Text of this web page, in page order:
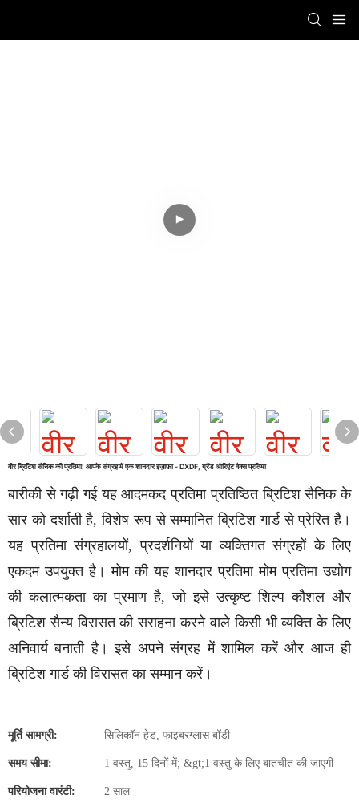
वीर ब्रिटिश सैनिक की प्रतिमा: आपके संग्रह में एक शानदार इज़ाफ़ा - DXDF, ग्रैंड ओरिएंट वैक्स प्रतिमा
बारीकी से गढ़ी गई यह आदमकद प्रतिमा प्रतिष्ठित ब्रिटिश सैनिक के
सार को दर्शाती है, विशेष रूप से सम्मानित ब्रिटिश गार्ड से प्रेरित है।
यह प्रतिमा संग्रहालयों, प्रदर्शनियों या व्यक्तिगत संग्रहों के लिए
एकदम उपयुक्त है। मोम की यह शानदार प्रतिमा मोम प्रतिमा उद्योग
की कलात्मकता का प्रमाण है, जो इसे उत्कृष्ट शिल्प कौशल और
ब्रिटिश सैन्य विरासत की सराहना करने वाले किसी भी व्यक्ति के लिए
अनिवार्य बनाती है। इसे अपने संग्रह में शामिल करें और आज ही
ब्रिटिश गार्ड की विरासत का सम्मान करें।
मूर्ति सामग्री: सिलिकॉन हेड, फाइबरग्लास बॉडी
समय सीमा: 1 वस्तु, 15 दिनों में; &gt;1 वस्तु के लिए बातचीत की जाएगी
परियोजना वारंटी: 2 साल